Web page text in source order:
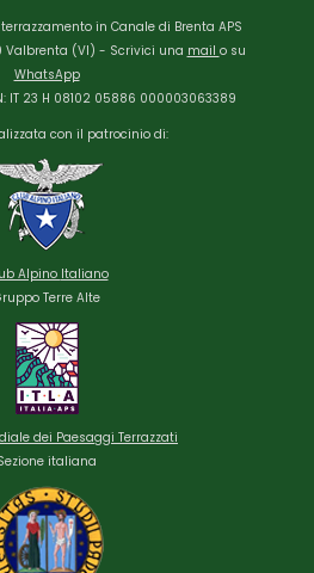
in Canale di Brenta APS
Valbrenta (VI) - Scrivici una mail o su
WhatsApp
IT 23 H 08102 05886 000003063389
con il patrocinio di:
Alpino Italiano
Terre Alte
dei Paesaggi Terrazzati
italiana